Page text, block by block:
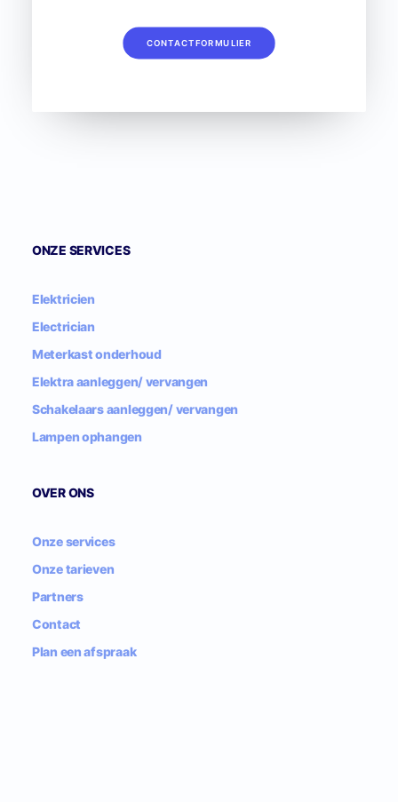
CONTACTFORMULIER
ONZE SERVICES
Elektricien
Electrician
Meterkast onderhoud
Elektra aanleggen/ vervangen
Schakelaars aanleggen/ vervangen
Lampen ophangen
OVER ONS
Onze services
Onze tarieven
Partners
Contact
Plan een afspraak